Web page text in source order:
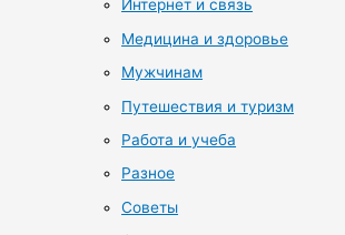
Интернет и связь
Медицина и здоровье
Мужчинам
Путешествия и туризм
Работа и учеба
Разное
Советы